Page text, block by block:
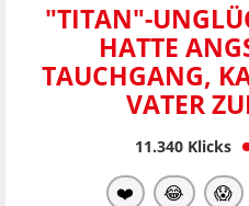
"TITAN"-
HATTE
TAUCHGANG,
VATER
11.340Klicks
❤️ 😂 😱